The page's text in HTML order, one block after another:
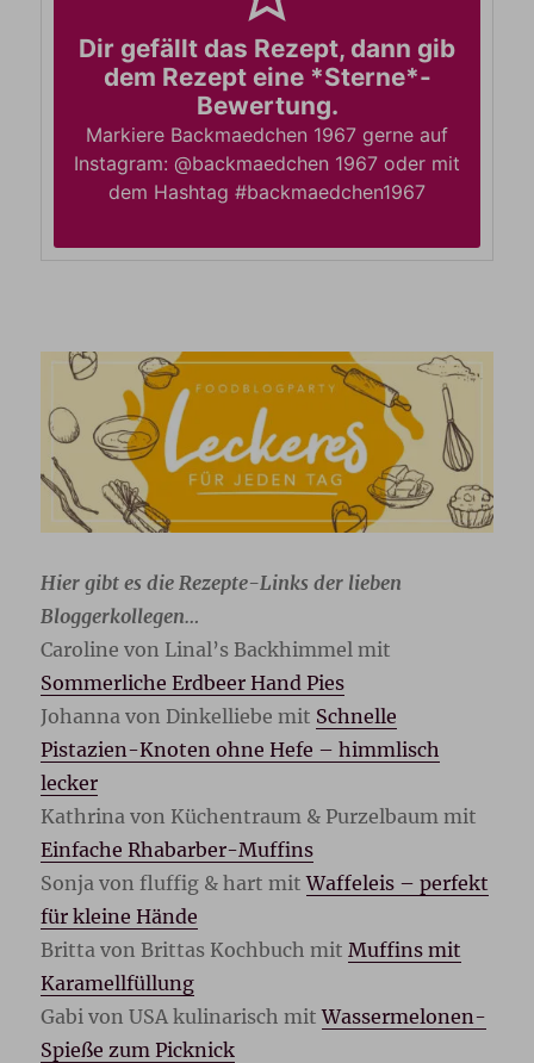
Dir gefällt das Rezept, dann gib
dem Rezept eine *Sterne*-
Bewertung.
Markiere Backmaedchen 1967 gerne auf
Instagram: @backmaedchen 1967 oder mit
dem Hashtag #backmaedchen1967
Hier gibt es die Rezepte-Links der lieben
Bloggerkollegen…
Caroline von Linal’s Backhimmel mit
Sommerliche Erdbeer Hand Pies
Johanna von Dinkelliebe mit Schnelle
Pistazien-Knoten ohne Hefe – himmlisch
lecker
Kathrina von Küchentraum & Purzelbaum mit
Einfache Rhabarber-Muffins
Sonja von fluffig & hart mitWaffeleis – perfekt
für kleine Hände
Britta von Brittas Kochbuch mit Muffins mit
Karamellfüllung
Gabi von USA kulinarisch mitWassermelonen-
Spieße zum Picknick